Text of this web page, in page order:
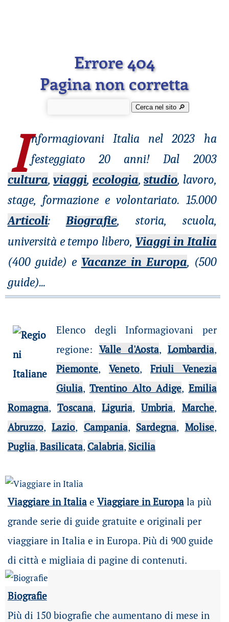
Errore 404
Pagina non corretta
Cerca nel sito 🔎︎
I nformagiovaniItalia nel 2023 ha
festeggiato 20 anni! Dal 2003
cultura,viaggi, ecologia,studio, lavoro,
stage, formazione e volontariato. 15.000
Articoli: Biografie, storia, scuola,
università e tempo libero, Viaggi in Italia
(400 guide) e Vacanze in Europa, (500
guide)...
Elenco degli Informagiovani per
regione: Valle d'Aosta, Lombardia,
Piemonte, Veneto,Friuli Venezia
Giulia,Trentino Alto Adige, Emilia
Romagna, Toscana,Liguria,Umbria, Marche,
Abruzzo,Lazio, Campania, Sardegna, Molise,
Puglia, Basilicata, Calabria, Sicilia
Viaggiare in Italiae Viaggiare in Europala più
grande serie di guide gratuite e originali per
viaggiare in Italia e in Europa. Più di 900 guide
di città e migliaia di pagine di contenuti.
Biografie
Più di 150 biografie che aumentano di mese in